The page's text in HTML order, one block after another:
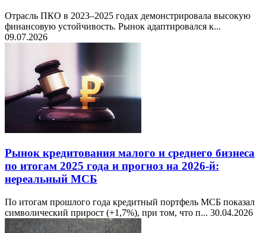
Отрасль ПКО в 2023–2025 годах демонстрировала высокую
финансовую устойчивость. Рынок адаптировался к...
09.07.2026
Рынок кредитования малого и среднего бизнеса
по итогам 2025 года и прогноз на 2026-й:
нереальный МСБ
По итогам прошлого года кредитный портфель МСБ показал
символический прирост (+1,7%), при том, что п... 30.04.2026